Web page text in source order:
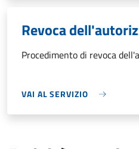
Revoca
Procedimento di revoca
VAI AL SERVIZIO